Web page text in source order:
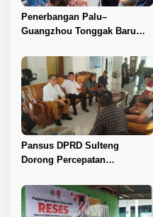
Penerbangan Palu–
Guangzhou Tonggak Baru
Pansus DPRD Sulteng
Dorong Percepatan
Sawit di Toli-Toli